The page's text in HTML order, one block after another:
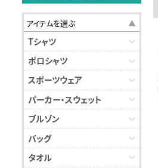
アイテムを選ぶ
Tシャツ
ポロシャツ
スポーツウェア
パーカー・スウェット
ブルゾン
バッグ
タオル